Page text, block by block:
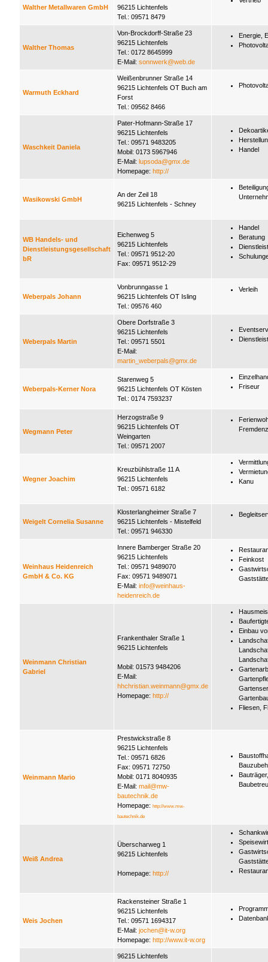
Walther Metallwaren GmbH
96215 Lichtenfels
Tel.: 09571 8479
Walther Thomas
Von-Brockdorff-Straße 23
96215 Lichtenfels
Tel.: 0172 8645999
E-Mail: sonnwerk@web.de
Energie,
Warmuth Eckhard
Weißenbrunner Straße 14
96215 Lichtenfels OT Buch am
Forst
Tel.: 09562 8466
Waschkeit Daniela
Pater-Hofmann-Straße 17
96215 Lichtenfels
Tel.: 09571 9483205
Mobil: 0173 5967946
E-Mail: lupsoda@gmx.de
Homepage: http://
Handel
Wasikowski GmbH
An der Zeil 18
96215 Lichtenfels - Schney
WB Handels- und
Dienstleistungsgesellschaft
bR
Eichenweg 5
96215 Lichtenfels
Tel.: 09571 9512-20
Fax: 09571 9512-29
Handel
Beratung
Weberpals Johann
Vonbrunngasse 1
96215 Lichtenfels OT Isling
Tel.: 09576 460
Verleih
Weberpals Martin
Obere Dorfstraße 3
96215 Lichtenfels
Tel.: 09571 5501
E-Mail:
martin_weberpals@gmx.de
Weberpals-Kerner Nora
Starenweg 5
96215 Lichtenfels OT Kösten
Tel.: 0174 7593237
Friseur
Wegmann Peter
Herzogstraße 9
96215 Lichtenfels OT
Weingarten
Tel.: 09571 2007
Wegner Joachim
Kreuzbühlstraße 11 A
96215 Lichtenfels
Tel.: 09571 6182
Kanu
Weigelt Cornelia Susanne
Klosterlangheimer Straße 7
96215 Lichtenfels - Mistelfeld
Tel.: 09571 946330
Weinhaus Heidenreich
GmbH & Co. KG
Innere Bamberger Straße 20
96215 Lichtenfels
Tel.: 09571 9489070
Fax: 09571 9489071
E-Mail: info@weinhaus-
heidenreich.de
Feinkost
Weinmann Christian
Gabriel
Frankenthaler Straße 1
96215 Lichtenfels
Mobil: 01573 9484206
E-Mail:
hhchristian.weinmann@gmx.de
Homepage: http://
Einbau
Fliesen,
Weinmann Mario
Prestwickstraße 8
96215 Lichtenfels
Tel.: 09571 6826
Fax: 09571 72750
Mobil: 0171 8040935
E-Mail: mail@mw-
bautechnik.de
Homepage: http://www.mw-
bautechnik.de
Weiß Andrea
Überscharweg 1
96215 Lichtenfels
Homepage: http://
Weis Jochen
Rackensteiner Straße 1
96215 Lichtenfels
Tel.: 09571 1694317
E-Mail: jochen@it-w.org
Homepage: http://www.it-w.org
96215 Lichtenfels